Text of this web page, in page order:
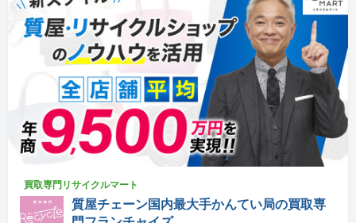
買取専門リサイクルマート
質屋チェーン国内最大手かんてい局の買取専